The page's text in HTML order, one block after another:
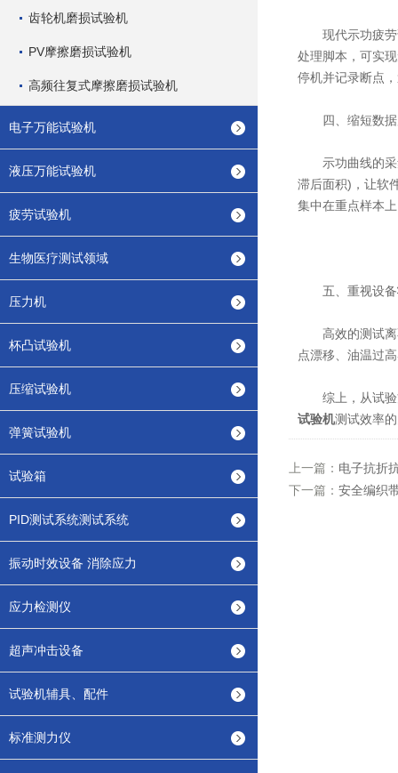
齿轮机磨损试验机
PV摩擦磨损试验机
高频往复式摩擦磨损试验机
电子万能试验机
液压万能试验机
疲劳试验机
生物医疗测试领域
压力机
杯凸试验机
压缩试验机
弹簧试验机
试验箱
PID测试系统测试系统
振动时效设备 消除应力
应力检测仪
超声冲击设备
试验机辅具、配件
标准测力仪
现代示功疲劳
处理脚本，可实
停机并记录断点
四、缩短数据
示功曲线的采
滞后面积)，让软
集中在重点样本
五、重视设备
高效的测试离
点漂移、油温过
综上，从试验
试验机测试效率
上一篇： 电子抗折
下一篇： 安全编织